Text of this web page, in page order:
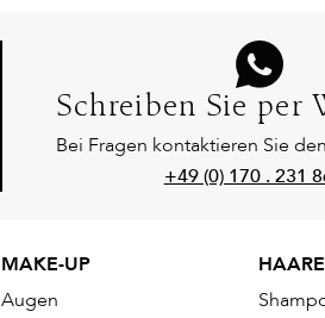
Schreiben Sie per
Bei Fragen kontaktieren Sie
+49 (0) 170 . 231
MAKE-UP
Augen
HAARE